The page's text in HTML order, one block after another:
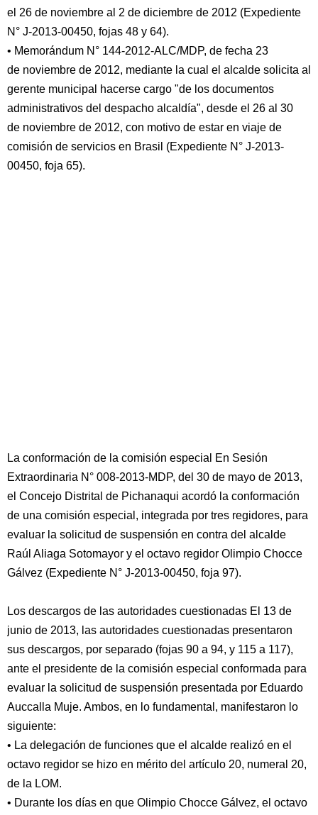
el 26 de noviembre al 2 de diciembre de 2012 (Expediente
N° J-2013-00450, fojas 48 y 64).
• Memorándum N° 144-2012-ALC/MDP, de fecha 23
de noviembre de 2012, mediante la cual el alcalde solicita al
gerente municipal hacerse cargo "de los documentos
administrativos del despacho alcaldía", desde el 26 al 30
de noviembre de 2012, con motivo de estar en viaje de
comisión de servicios en Brasil (Expediente N° J-2013-
00450, foja 65).
La conformación de la comisión especial En Sesión
Extraordinaria N° 008-2013-MDP, del 30 de mayo de 2013,
el Concejo Distrital de Pichanaqui acordó la conformación
de una comisión especial, integrada por tres regidores, para
evaluar la solicitud de suspensión en contra del alcalde
Raúl Aliaga Sotomayor y el octavo regidor Olimpio Chocce
Gálvez (Expediente N° J-2013-00450, foja 97).
Los descargos de las autoridades cuestionadas El 13 de
junio de 2013, las autoridades cuestionadas presentaron
sus descargos, por separado (fojas 90 a 94, y 115 a 117),
ante el presidente de la comisión especial conformada para
evaluar la solicitud de suspensión presentada por Eduardo
Auccalla Muje. Ambos, en lo fundamental, manifestaron lo
siguiente:
• La delegación de funciones que el alcalde realizó en el
octavo regidor se hizo en mérito del artículo 20, numeral 20,
de la LOM.
• Durante los días en que Olimpio Chocce Gálvez, el octavo